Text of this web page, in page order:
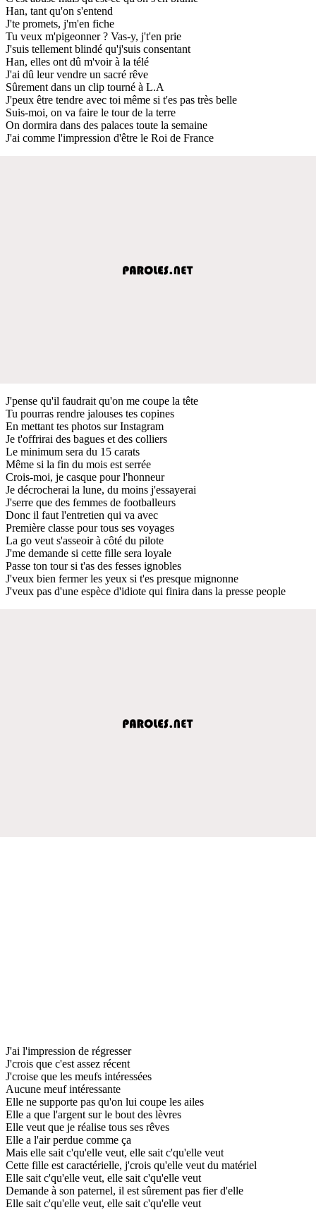
Han, tant qu'on s'entend
J'te promets, j'm'en fiche
Tu veux m'pigeonner ? Vas-y, j't'en prie
J'suis tellement blindé qu'j'suis consentant
Han, elles ont dû m'voir à la télé
J'ai dû leur vendre un sacré rêve
Sûrement dans un clip tourné à L.A
J'peux être tendre avec toi même si t'es pas très belle
Suis-moi, on va faire le tour de la terre
On dormira dans des palaces toute la semaine
J'ai comme l'impression d'être le Roi de France
J'pense qu'il faudrait qu'on me coupe la tête
Tu pourras rendre jalouses tes copines
En mettant tes photos sur Instagram
Je t'offrirai des bagues et des colliers
Le minimum sera du 15 carats
Même si la fin du mois est serrée
Crois-moi, je casque pour l'honneur
Je décrocherai la lune, du moins j'essayerai
J'serre que des femmes de footballeurs
Donc il faut l'entretien qui va avec
Première classe pour tous ses voyages
La go veut s'asseoir à côté du pilote
J'me demande si cette fille sera loyale
Passe ton tour si t'as des fesses ignobles
J'veux bien fermer les yeux si t'es presque mignonne
J'veux pas d'une espèce d'idiote qui finira dans la presse people
J'ai l'impression de régresser
J'crois que c'est assez récent
J'croise que les meufs intéressées
Aucune meuf intéressante
Elle ne supporte pas qu'on lui coupe les ailes
Elle a que l'argent sur le bout des lèvres
Elle veut que je réalise tous ses rêves
Elle a l'air perdue comme ça
Mais elle sait c'qu'elle veut, elle sait c'qu'elle veut
Cette fille est caractérielle, j'crois qu'elle veut du matériel
Elle sait c'qu'elle veut, elle sait c'qu'elle veut
Demande à son paternel, il est sûrement pas fier d'elle
Elle sait c'qu'elle veut, elle sait c'qu'elle veut